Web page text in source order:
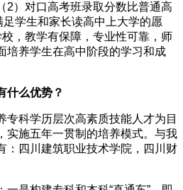
2）对口高考班录取分数比普通高
学生和家长读高中上大学的愿
，教学有保障，专业性可靠，师
培养学生在高中阶段的学习和成
什么优势？
专科学历层次高素质技能人才为目
实施五年一贯制的培养模式。与我
：四川建筑职业技术学院，四川财